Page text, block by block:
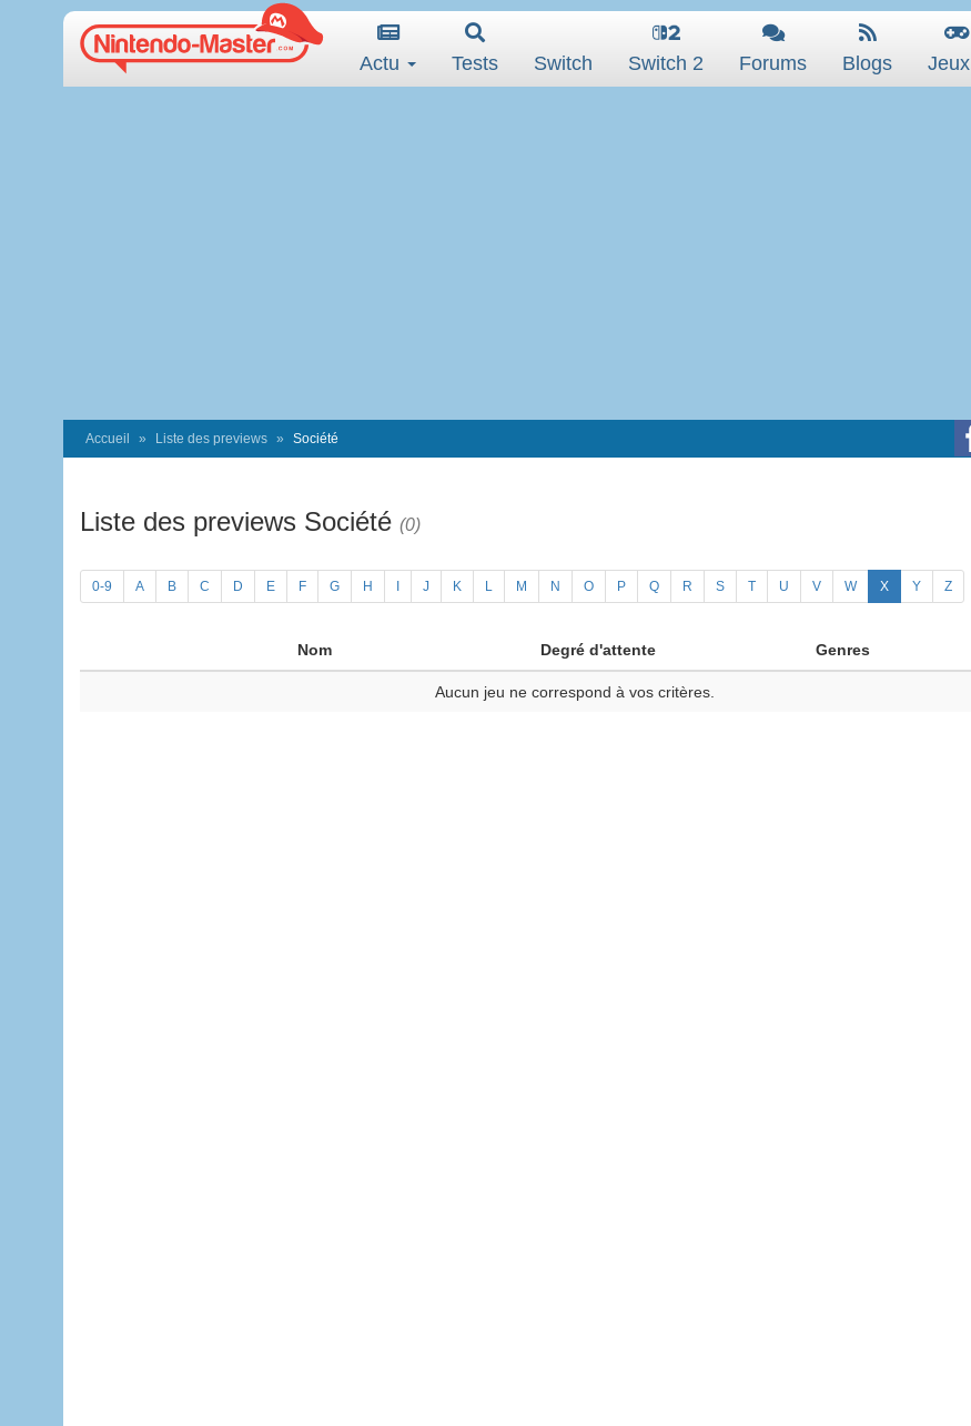
Actu Tests Switch Switch 2 Forums Blogs Jeux
Accueil Liste des previews Société
Liste des previews Société (0)
0-9 A B C D E F G H J K L M N O P Q R S T U V W X Y Z
Nom Degré d'attente Genres
Aucun jeu ne correspond à vos critères.